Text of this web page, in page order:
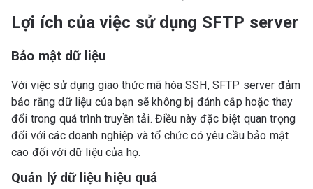
Lợi ích của việc sử dụng SFTP server
Bảo mật dữ liệu
Với việc sử dụng giao thức mã hóa SSH, SFTP server đảm
bảo rằng dữ liệu của bạn sẽ không bị đánh cắp hoặc thay
đổi trong quá trình truyền tải. Điều này đặc biệt quan trọng
đối với các doanh nghiệp và tổ chức có yêu cầu bảo mật
cao đối với dữ liệu của họ.
Quản lý dữ liệu hiệu quả